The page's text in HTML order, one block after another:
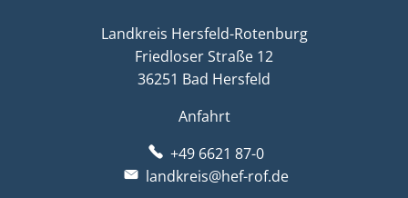
Landkreis Hersfeld-Rotenburg
Friedloser Straße 12
36251 Bad Hersfeld
Anfahrt
+49 6621 87-0
landkreis@hef-rof.de